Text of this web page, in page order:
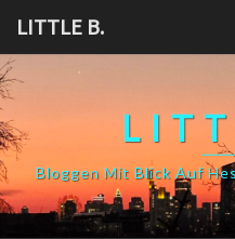
content
LITTLE B.
Bloggen Mit Blick Auf